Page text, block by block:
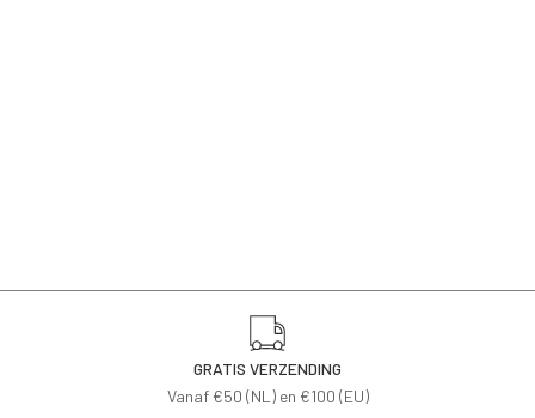
GRATIS VERZENDING
Vanaf €50 (NL) en €100 (EU)